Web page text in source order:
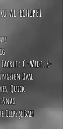
al echipei
Tackle:C-Wide,R-
Oval
,Quick
Snag
ClipsșiBait